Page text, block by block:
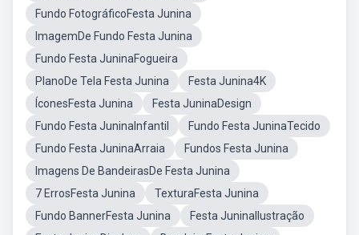
Fundo FotográficoFesta Junina
ImagemDe Fundo Festa Junina
Fundo Festa JuninaFogueira
PlanoDe Tela Festa Junina
Festa Junina4K
ÍconesFesta Junina
Festa JuninaDesign
Fundo Festa JuninaInfantil
Fundo Festa JuninaTecido
Fundo Festa JuninaArraia
Fundos Festa Junina
Imagens De BandeirasDe Festa Junina
7 ErrosFesta Junina
TexturaFesta Junina
Fundo BannerFesta Junina
Festa JuninaIlustração